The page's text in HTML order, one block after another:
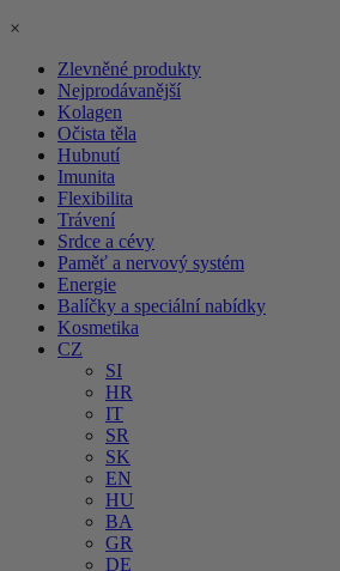
×
Zlevněné produkty
Nejprodávanější
Kolagen
Očista těla
Hubnutí
Imunita
Flexibilita
Trávení
Srdce a cévy
Paměť a nervový systém
Energie
Balíčky a speciální nabídky
Kosmetika
CZ
SI
HR
IT
SR
SK
EN
HU
BA
GR
DE